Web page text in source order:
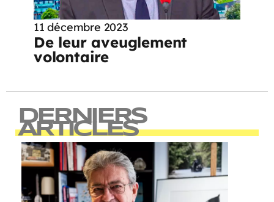
11 décembre 2023
De leur aveuglement
volontaire
DERNIERS
ARTICLES